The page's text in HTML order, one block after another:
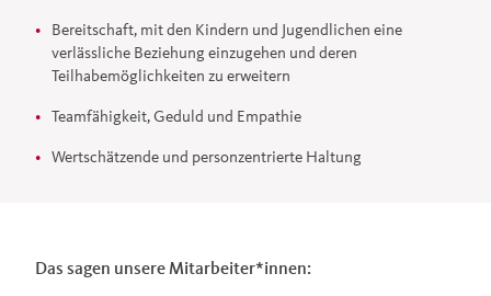
Bereitschaft, mit den Kindern und Jugendlichen eine
verlässliche Beziehung einzugehen und deren
Teilhabemöglichkeiten zu erweitern
Teamfähigkeit, Geduld und Empathie
Wertschätzende und personzentrierte Haltung
Das sagen unsere Mitarbeiter*innen: